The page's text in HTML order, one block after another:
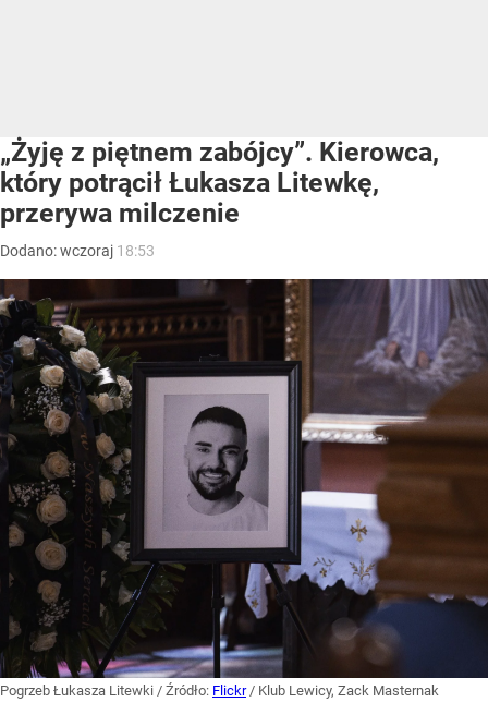
„Żyję z piętnem zabójcy”. Kierowca,
który potrącił Łukasza Litewkę,
przerywa milczenie
Dodano:wczoraj 18:53
Pogrzeb Łukasza Litewki / Źródło: Flickr / Klub Lewicy, Zack Masternak